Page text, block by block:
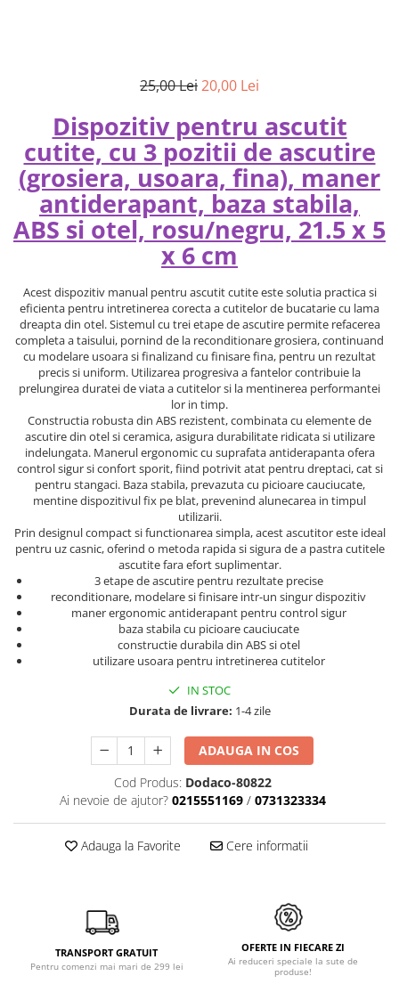
25,00 Lei20,00 Lei
Dispozitiv pentru ascutit
cutite, cu 3 pozitii de ascutire
(grosiera, usoara, fina), maner
antiderapant, baza stabila,
ABS si otel, rosu/negru, 21.5 x 5
x 6 cm
Acest dispozitiv manual pentru ascutit cutite este solutia practica si
eficienta pentru intretinerea corecta a cutitelor de bucatarie cu lama
dreapta din otel. Sistemul cu trei etape de ascutire permite refacerea
completa a taisului, pornind de la reconditionare grosiera, continuand
cu modelare usoara si finalizand cu finisare fina, pentru un rezultat
precis si uniform. Utilizarea progresiva a fantelor contribuie la
prelungirea duratei de viata a cutitelor si la mentinerea performantei
lor in timp.
Constructia robusta din ABS rezistent, combinata cu elemente de
ascutire din otel si ceramica, asigura durabilitate ridicata si utilizare
indelungata. Manerul ergonomic cu suprafata antiderapanta ofera
control sigur si confort sporit, fiind potrivit atat pentru dreptaci, cat si
pentru stangaci. Baza stabila, prevazuta cu picioare cauciucate,
mentine dispozitivul fix pe blat, prevenind alunecarea in timpul
utilizarii.
Prin designul compact si functionarea simpla, acest ascutitor este ideal
pentru uz casnic, oferind o metoda rapida si sigura de a pastra cutitele
ascutite fara efort suplimentar.
3 etape de ascutire pentru rezultate precise
reconditionare, modelare si finisare intr-un singur dispozitiv
maner ergonomic antiderapant pentru control sigur
baza stabila cu picioare cauciucate
constructie durabila din ABS si otel
utilizare usoara pentru intretinerea cutitelor
IN STOC
Durata de livrare: 1-4 zile
ADAUGA IN COS
Cod Produs: Dodaco-80822
Ai nevoie de ajutor? 0215551169 / 0731323334
Adauga la Favorite Cere informatii
TRANSPORT GRATUIT
Pentru comenzi mai mari de 299 lei
OFERTE IN FIECARE ZI
Ai reduceri speciale la sute de
produse!